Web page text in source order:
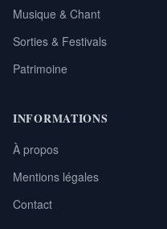
Musique & Chant
Sorties & Festivals
Patrimoine
INFORMATIONS
À propos
Mentions légales
Contact